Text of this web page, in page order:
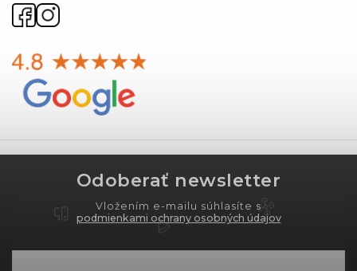
Odoberať newsletter
Vložením e-mailu súhlasíte s
podmienkami ochrany osobných údajov